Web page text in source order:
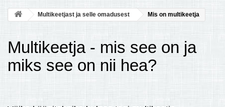
+
TOOTED
MULTIKEETJA.EE OSTUABI
KONTAKTID JA REKVISIIDID
TÕUKERATAD
Multikeetjast ja selle omadusest Mis on multikeetja
Multikeetja - mis see on ja
miks see on nii hea?